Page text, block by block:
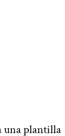
una plantilla